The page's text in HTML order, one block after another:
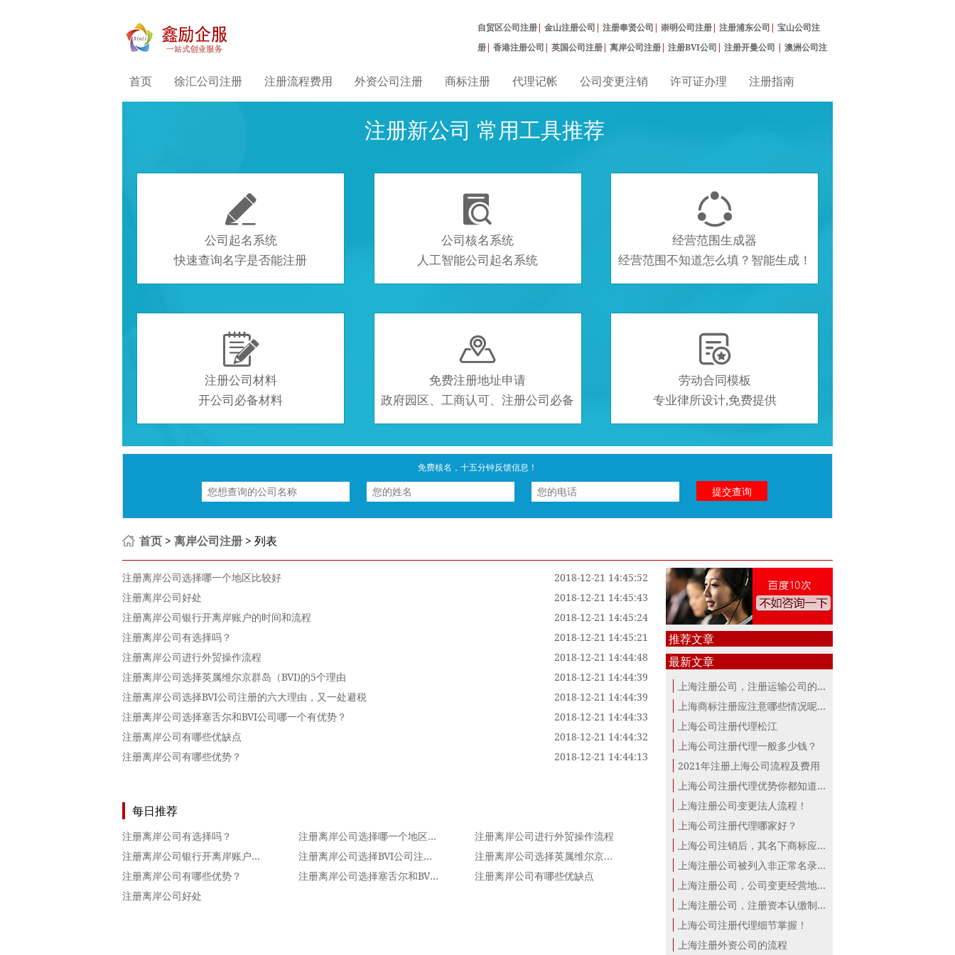
自贸区公司注册| 金山注册公司 | 注册奉贤公司 | 崇明公司注册| 注册浦东公司 | 宝山公司注
册| 香港注册公司 | 英国公司注册| 离岸公司注册| 注册BVI公司 | 注册开曼公司 | 澳洲公司注
首页 徐汇公司注册 注册流程费用 外资公司注册 商标注册 代理记帐 公司变更注销 许可证办理 注册指南
注册新公司 常用工具推荐

公司起名系统
快速查询名字是否能注册

公司核名系统
人工智能公司起名系统

经营范围生成器
经营范围不知道怎么填？智能生成！

注册公司材料
开公司必备材料

免费注册地址申请
政府园区、工商认可、注册公司必备

劳动合同模板
专业律所设计,免费提供
免费核名，十五分钟反馈信息！
首页 > 离岸公司注册 > 列表
注册离岸公司选择哪一个地区比较好
2018-12-21 14:45:52
注册离岸公司好处
2018-12-21 14:45:43
注册离岸公司银行开离岸账户的时间和流程
2018-12-21 14:45:24
注册离岸公司有选择吗？
2018-12-21 14:45:21
注册离岸公司进行外贸操作流程
2018-12-21 14:44:48
注册离岸公司选择英属维尔京群岛（BVI)的5个理由
2018-12-21 14:44:39
注册离岸公司选择BVI公司注册的六大理由，又一处避税
2018-12-21 14:44:39
注册离岸公司选择塞舌尔和BVI公司哪一个有优势？
2018-12-21 14:44:33
注册离岸公司有哪些优缺点
2018-12-21 14:44:32
注册离岸公司有哪些优势？
2018-12-21 14:44:13
每日推荐
注册离岸公司有选择吗？ 注册离岸公司选择哪一个地区比较好
注册离岸公司进行外贸操作流程
注册离岸公司银行开离岸账户的时间和流程
注册离岸公司选择BVI公司注册的六大理由，又一处避税
注册离岸公司选择英属维尔京群岛（BVI)的5个理由
注册离岸公司有哪些优势？
注册离岸公司选择塞舌尔和BVI公司哪一个有优势？
注册离岸公司有哪些优缺点
注册离岸公司好处
推荐文章
最新文章
上海注册公司，注册运输公司的条件！
上海商标注册应注意哪些情况呢？
上海公司注册代理松江
上海公司注册代理一般多少钱？
2021年注册上海公司流程及费用
上海公司注册代理优势你都知道？
上海注册公司变更法人流程！
上海公司注册代理哪家好？
上海公司注销后，其名下商标应该怎么...
上海注册公司被列入非正常名录这三点...
上海注册公司，公司变更经营地注册地...
上海注册公司，注册资本认缴制下的误...
上海公司注册代理细节掌握！
上海注册外资公司的流程